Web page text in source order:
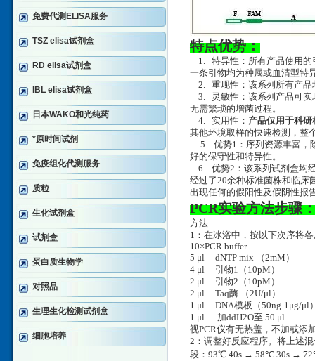
免费代测ELISA服务
TSZ elisa试剂盒
RD elisa试剂盒
IBL elisa试剂盒
日本WAKO和光纯药
*原时间试剂
免疫组化代测服务
质粒
生化试剂盒
试剂盒
蛋白质生物学
对照品
生理生化检测试剂盒
细胞培养
特点优势：
1. 特异性：所有产品使用的
一条引物均为种属或血清型特
2. 重现性：该系列所有产品
3. 灵敏性：该系列产品可实
无需繁琐的增菌过程。
4. 实用性： 产品仅用于科研
其他环境取样的快速检测，整
5. 优势1：序列资源丰富，
好的保守性和特异性。
6. 优势2：该系列试剂盒均
经过了20余种标准菌株和临床
出现任何的假阳性及假阴性报
PCR实验方法步骤
方法
1：在冰浴中，按以下次序将
10×PCR buffer
5 μl dNTP mix （2mM
4 μl 引物1（10pM）
2 μl 引物2（10pM）
2 μl Taq酶 （2U/μl）
1 μl DNA模板（50ng-1μg/μl
1 μl 加ddH2O至 50 μl
视PCR仪有无热盖，不加或添
2：调整好反应程序。将上述
段：93℃ 40s → 58℃ 30s →